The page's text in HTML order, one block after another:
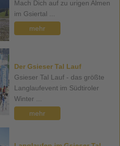
Mach Dich auf zu urigen Almen
im Gsiertal ...
mehr
Der Gsieser Tal Lauf
Gsieser Tal Lauf - das größte
Langlaufevent im Südtiroler
Winter ...
mehr